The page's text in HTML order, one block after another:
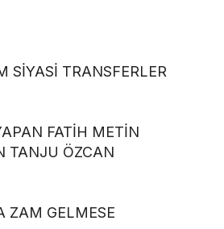
SİYASİ TRANSFERLER
FATİH METİN
TANJU ÖZCAN
ZAM GELMESE